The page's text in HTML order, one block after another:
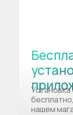
нашем